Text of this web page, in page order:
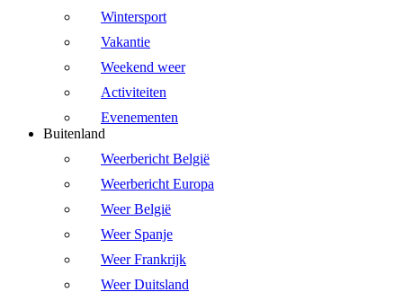
Wintersport
Vakantie
Weekend weer
Activiteiten
Evenementen
Buitenland
Weerbericht België
Weerbericht Europa
Weer België
Weer Spanje
Weer Frankrijk
Weer Duitsland